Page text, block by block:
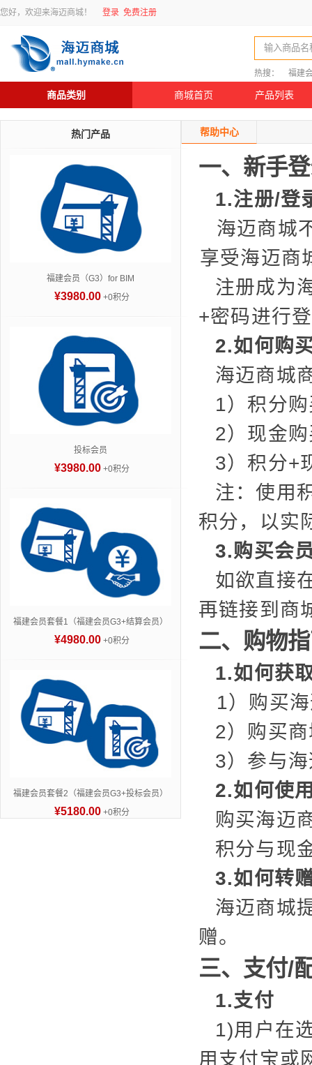
您好，欢迎来海迈商城！ 登录 免费注册
输入商品名
热搜： 福建
商品类别 商城首页 产品列表
热门产品
福建会员（G3）for BIM
¥3980.00 +0积分
投标会员
¥3980.00 +0积分
福建会员套餐1（福建会员G3+结算会员）
¥4980.00 +0积分
福建会员套餐2（福建会员G3+投标会员）
¥5180.00 +0积分
帮助中心
一、新手
1.注册/登
海迈商城
享受海迈商
注册成为
+密码进行
2.如何购
海迈商城
1）积分
2）现金
3）积分+
注：使用
积分，以实
3.购买会
如欲直接
再链接到商
二、购物
1.如何获
1）购买
2）购买
3）参与
2.如何使
购买海迈
积分与现
3.如何转
海迈商城
赠。
三、支付/
1.支付
1)用户在
用支付宝或